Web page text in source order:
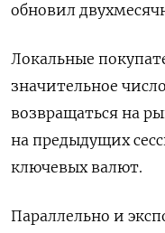
обновил
Локальные
значительное
возвращаться на
на предыдущих
ключевых валют.
Параллельно и